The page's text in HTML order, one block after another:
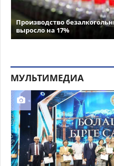
Производство
выросло на 17%
МУЛЬТИМЕДИА